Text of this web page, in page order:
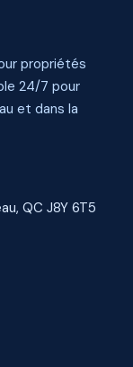
propriétés
24/7 pour
et dans la
QC J8Y 6T5